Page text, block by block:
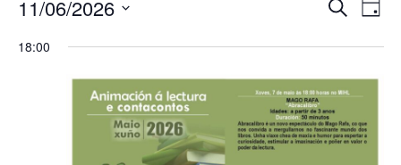
Eventos
en
de
y
vistas
Buscar
de
Día
11/06/2026
la
18:00